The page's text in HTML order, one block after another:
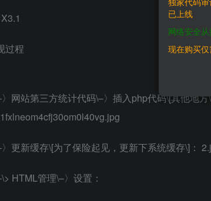
过程
网站第三方统计代码\–〉插入php代码\[其他地
更新缓存\[为了保险起见，更新下系统缓存\]：
HTML管理\–〉设置：
已上线
网络安全
现在购买